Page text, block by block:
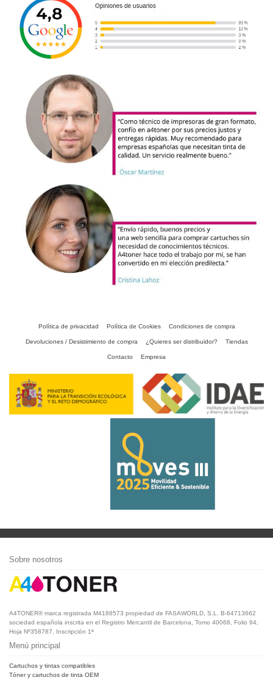
Política de privacidad Política de Cookies Condiciones de compra
Devoluciones / Desistimiento de compra ¿Quieres ser distribuidor? Tiendas
Contacto Empresa
Sobre nosotros
A4TONER® marca registrada M4188573 propiedad de FASAWORLD, S.L. B-64713662
sociedad española inscrita en el Registro Mercantil de Barcelona, Tomo 40068, Folio 94,
Hoja Nº358787, Inscripción 1ª
Menú principal
Cartuchos y tintas compatibles
Tóner y cartuchos de tinta OEM